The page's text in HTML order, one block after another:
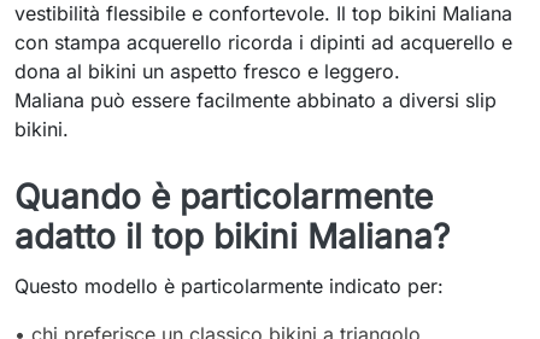
vestibilità flessibile e confortevole. Il top bikini Maliana
con stampa acquerello ricorda i dipinti ad acquerello e
dona al bikini un aspetto fresco e leggero.
Maliana può essere facilmente abbinato a diversi slip
bikini.
Quando è particolarmente
adatto il top bikini Maliana?
Questo modello è particolarmente indicato per: